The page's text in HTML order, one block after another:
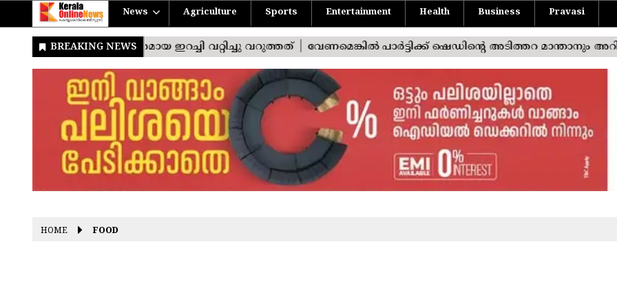
News Agriculture Sports Entertainment Health Business Pravasi
HOME FOOD